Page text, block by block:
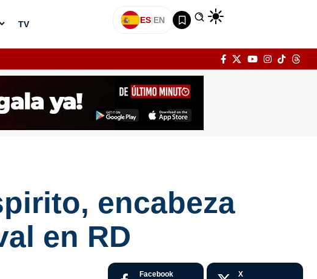
TV ES|EN
encabeza
en RD
Facebook X